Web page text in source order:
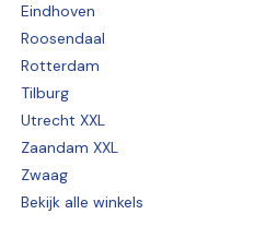
Eindhoven
Roosendaal
Rotterdam
Tilburg
Utrecht XXL
Zaandam XXL
Zwaag
Bekijk alle winkels